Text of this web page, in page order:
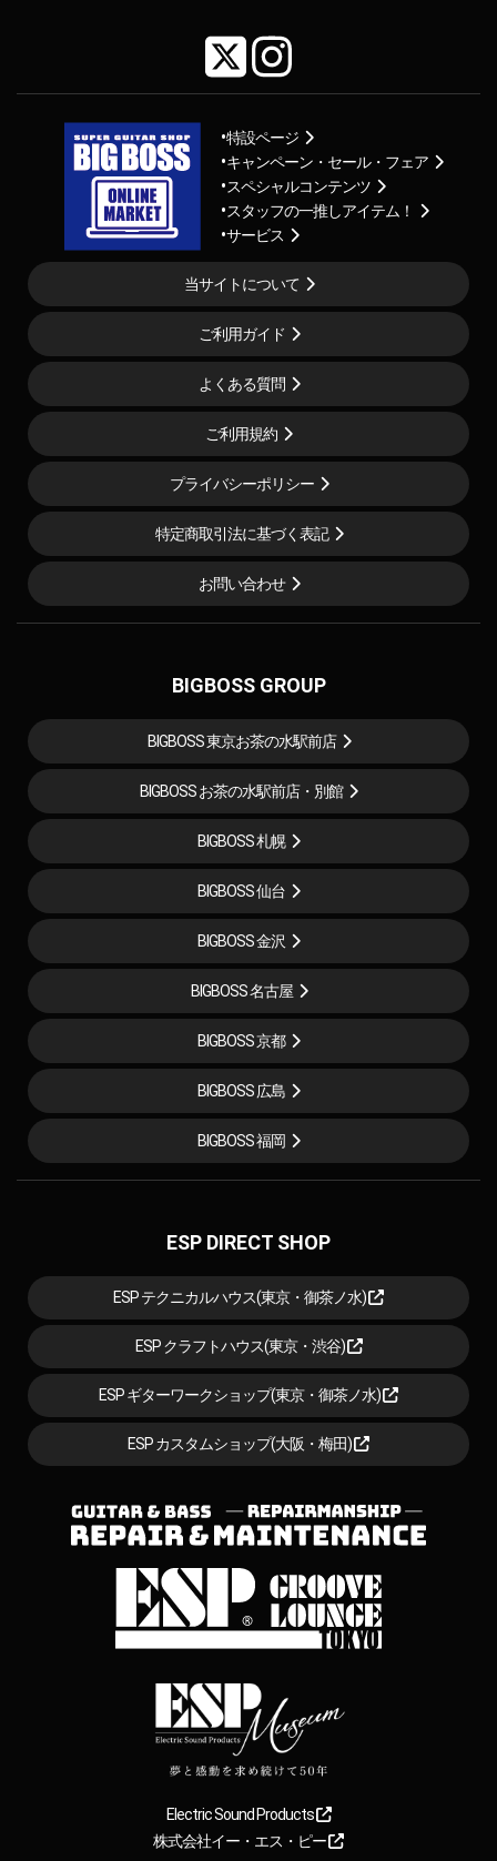
特設ページ
キャンペーン・セール・フェア
スペシャルコンテンツ
スタッフの一推しアイテム！
サービス
当サイトについて
ご利用ガイド
よくある質問
ご利用規約
プライバシーポリシー
特定商取引法に基づく表記
お問い合わせ
BIGBOSS GROUP
BIGBOSS 東京お茶の水駅前店
BIGBOSS お茶の水駅前店・別館
BIGBOSS 札幌
BIGBOSS 仙台
BIGBOSS 金沢
BIGBOSS 名古屋
BIGBOSS 京都
BIGBOSS 広島
BIGBOSS 福岡
ESP DIRECT SHOP
ESP テクニカルハウス(東京・御茶ノ水)
ESP クラフトハウス(東京・渋谷)
ESP ギターワークショップ(東京・御茶ノ水)
ESP カスタムショップ(大阪・梅田)
Electric Sound Products
株式会社イー・エス・ピー